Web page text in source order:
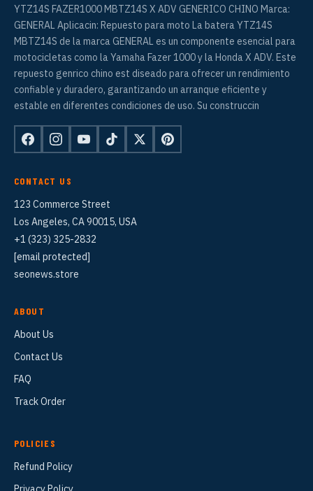
YTZ14S FAZER1000 MBTZ14S X ADV GENERICO CHINO Marca:
GENERAL Aplicacin: Repuesto para moto La batera YTZ14S
MBTZ14S de la marca GENERAL es un componente esencial para
motocicletas como la Yamaha Fazer 1000 y la Honda X ADV. Este
repuesto genrico chino est diseado para ofrecer un rendimiento
confiable y duradero, garantizando un arranque eficiente y
estable en diferentes condiciones de uso. Su construccin
CONTACT US
123 Commerce Street
Los Angeles, CA 90015, USA
+1 (323) 325-2832
[email protected]
seonews.store
ABOUT
About Us
Contact Us
FAQ
Track Order
POLICIES
Refund Policy